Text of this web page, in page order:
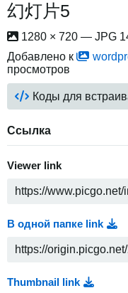
幻灯片5
1280 × 720 — JPG
Добавлено к
просмотров
Коды для
Ссылка
Viewer link
В одной папке link
Thumbnail link